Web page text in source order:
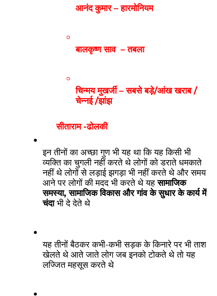
आनंद कुमार – हारमोनियम
बालकृष्ण साव  – तबला
चिन्मय मुखर्जी – सबसे बड़े/आंख खराब /
चेन्नई /झांझ
सीताराम -ढोलकी
इन तीनों का अच्छा गुण भी यह था कि यह किसी भी
व्यक्ति का चुगली नहीं करते थे लोगों को डराते धमकाते
नहीं थे लोगों से लड़ाई झगड़ा भी नहीं करते थे और समय
आने पर लोगों की मदद भी करते थे यह सामाजिक
समस्या, सामाजिक विकास और गांव के सुधार के कार्य में
चंदा भी दे देते थे
यह तीनों बैठकर कभी-कभी सड़क के किनारे पर भी ताश
खेलते थे आते जाते लोग जब इनको टोकते थे तो यह
लज्जित महसूस करते थे